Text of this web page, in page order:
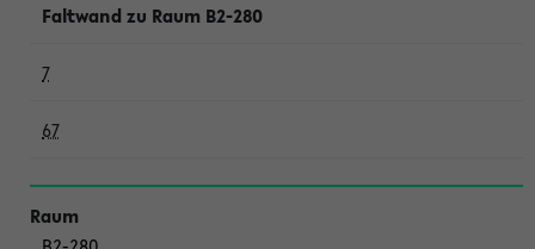
Faltwand zu Raum B2-280
7
67